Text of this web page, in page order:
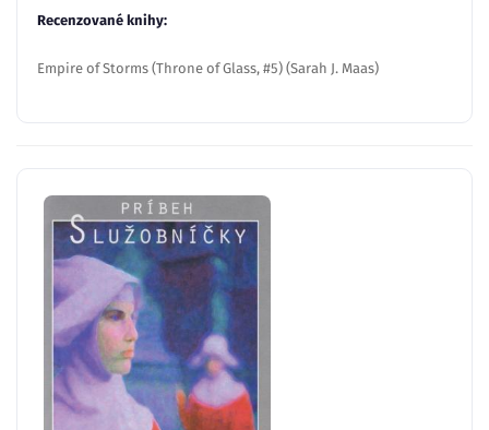
Recenzované knihy:
Empire of Storms (Throne of Glass, #5) (Sarah J. Maas)